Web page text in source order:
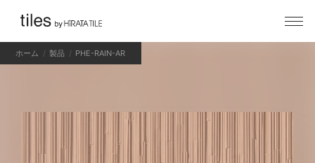
ホーム 製品 PHE-RAIN-AR